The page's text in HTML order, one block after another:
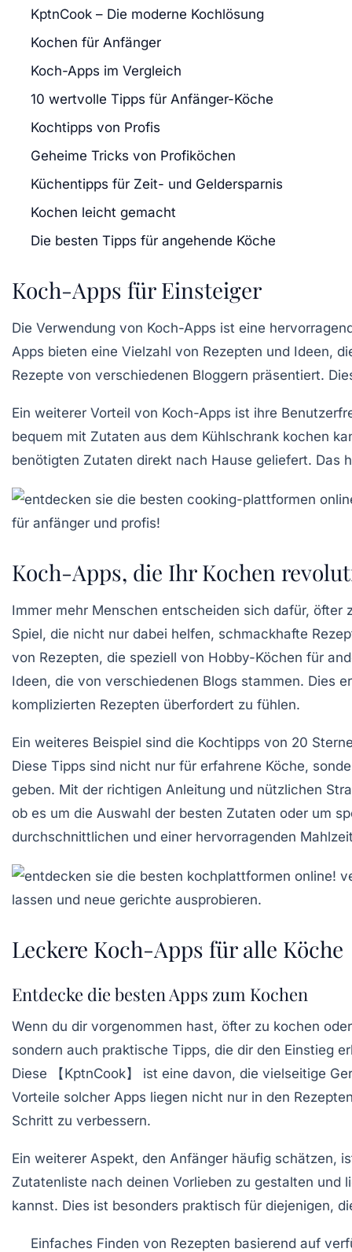
KptnCook – Die moderne Kochlösung
Kochen für Anfänger
Koch-Apps im Vergleich
10 wertvolle Tipps für Anfänger-Köche
Kochtipps von Profis
Geheime Tricks von Profiköchen
Küchentipps für Zeit- und Geldersparnis
Kochen leicht gemacht
Die besten Tipps für angehende Köche
Koch-Apps für Einsteiger
Die Verwendung von Koch-Apps ist eine
Apps bieten eine Vielzahl von Rezepten und Ideen,
Rezepte von verschiedenen Bloggern präsentiert.
Ein weiterer Vorteil von Koch-Apps ist ihre
bequem mit Zutaten aus dem Kühlschrank kochen
benötigten Zutaten direkt nach Hause geliefert. Das
Koch-Apps, die Ihr Kochen
Immer mehr Menschen entscheiden sich dafür, öfter
Spiel, die nicht nur dabei helfen, schmackhafte
von Rezepten, die speziell von Hobby-Köchen für
Ideen, die von verschiedenen Blogs stammen. Dies
komplizierten Rezepten überfordert zu fühlen.
Ein weiteres Beispiel sind die Kochtipps von 20
Diese Tipps sind nicht nur für erfahrene Köche,
geben. Mit der richtigen Anleitung und nützlichen
ob es um die Auswahl der besten Zutaten oder um
durchschnittlichen und einer hervorragenden
Leckere Koch-Apps für alle Köche
Entdecke die besten Apps zum Kochen
Wenn du dir vorgenommen hast, öfter zu kochen
sondern auch praktische Tipps, die dir den Einstieg
Diese 【KptnCook】 ist eine davon, die vielseitige
Vorteile solcher Apps liegen nicht nur in den
Schritt zu verbessern.
Ein weiterer Aspekt, den Anfänger häufig schätzen,
Zutatenliste nach deinen Vorlieben zu gestalten und
kannst. Dies ist besonders praktisch für diejenigen,
Einfaches Finden von Rezepten basierend auf